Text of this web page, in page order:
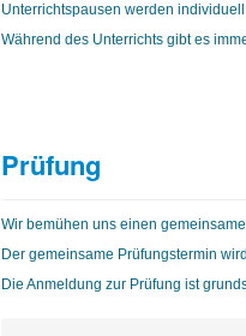
Unterrichtspausen werden
Während des Unterrichts gibt es
Prüfung
Wir bemühen uns einen
Der gemeinsame Prüfungstermin
Die Anmeldung zur Prüfung ist